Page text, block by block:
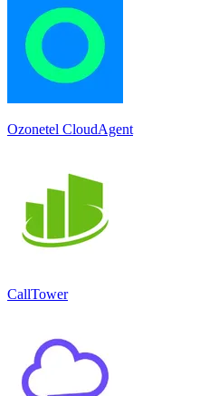
Ozonetel CloudAgent
CallTower